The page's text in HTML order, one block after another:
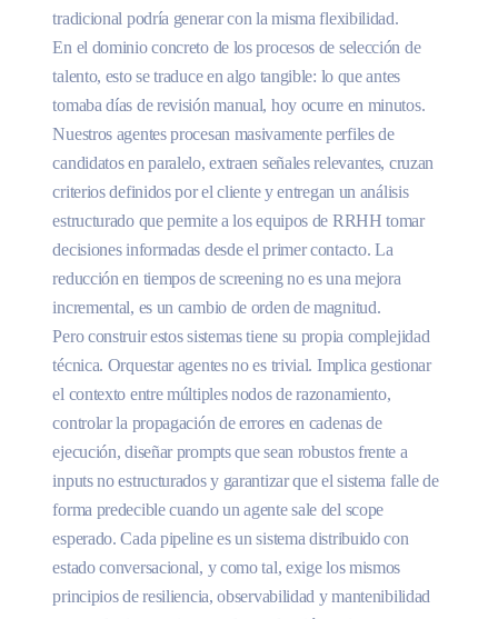
tradicional podría generar con la misma flexibilidad.
En el dominio concreto de los procesos de selección de
talento, esto se traduce en algo tangible: lo que antes
tomaba días de revisión manual, hoy ocurre en minutos.
Nuestros agentes procesan masivamente perfiles de
candidatos en paralelo, extraen señales relevantes, cruzan
criterios definidos por el cliente y entregan un análisis
estructurado que permite a los equipos de RRHH tomar
decisiones informadas desde el primer contacto. La
reducción en tiempos de screening no es una mejora
incremental, es un cambio de orden de magnitud.
Pero construir estos sistemas tiene su propia complejidad
técnica. Orquestar agentes no es trivial. Implica gestionar
el contexto entre múltiples nodos de razonamiento,
controlar la propagación de errores en cadenas de
ejecución, diseñar prompts que sean robustos frente a
inputs no estructurados y garantizar que el sistema falle de
forma predecible cuando un agente sale del scope
esperado. Cada pipeline es un sistema distribuido con
estado conversacional, y como tal, exige los mismos
principios de resiliencia, observabilidad y mantenibilidad